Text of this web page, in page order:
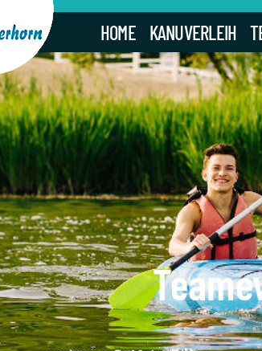
HOME KANUVERLEIH